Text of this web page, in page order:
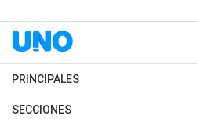
PRINCIPALES
Últimas Noticias
SECCIONES